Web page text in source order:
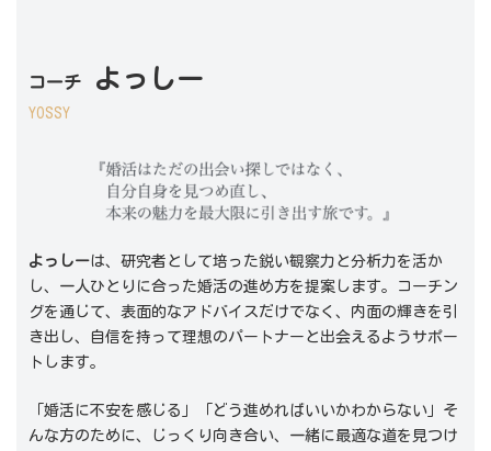
コーチよっしー
YOSSY
よっしーは、研究者として培った鋭い観察力と分析力を活か
し、一人ひとりに合った婚活の進め方を提案します。コーチン
グを通じて、表面的なアドバイスだけでなく、内面の輝きを引
き出し、自信を持って理想のパートナーと出会えるようサポー
トします。
「婚活に不安を感じる」「どう進めればいいかわからない」そ
んな方のために、じっくり向き合い、一緒に最適な道を見つけ